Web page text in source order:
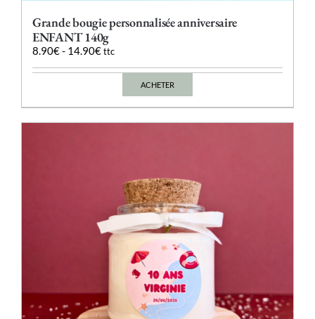
Grande bougie personnalisée anniversaire
ENFANT 140g
8.90€- 14.90€ ttc
ACHETER
Ce
peuvent
être
choisies
sur
la
page
du
produit